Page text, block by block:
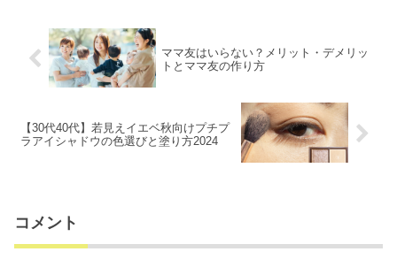
ママ友はいらない？メリット・デメリッ
トとママ友の作り方
【30代40代】若見えイエベ秋向けプチプ
ラアイシャドウの色選びと塗り方2024
コメント